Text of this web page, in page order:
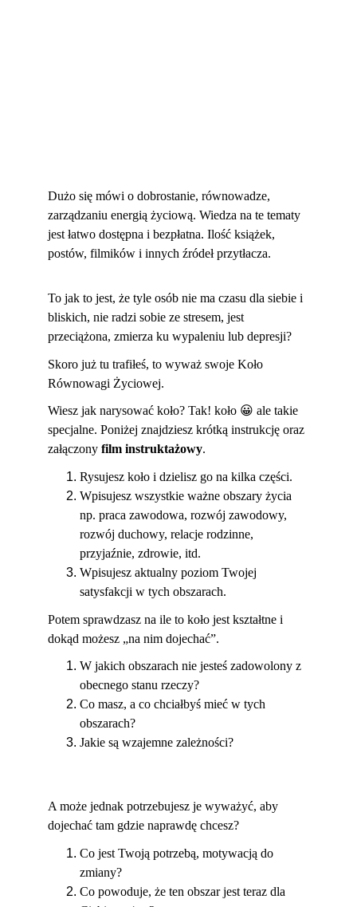
Dużo się mówi o dobrostanie, równowadze,
zarządzaniu energią życiową. Wiedza na te tematy
jest łatwo dostępna i bezpłatna. Ilość książek,
postów, filmików i innych źródeł przytłacza.
To jak to jest, że tyle osób nie ma czasu dla siebie i
bliskich, nie radzi sobie ze stresem, jest
przeciążona, zmierza ku wypaleniu lub depresji?
Skoro już tu trafiłeś, to wyważ swoje Koło
Równowagi Życiowej.
Wiesz jak narysować koło? Tak! koło 😀 ale takie
specjalne. Poniżej znajdziesz krótką instrukcję oraz
załączony film instruktażowy.
Rysujesz koło i dzielisz go na kilka części.
Wpisujesz wszystkie ważne obszary życia
np. praca zawodowa, rozwój zawodowy,
rozwój duchowy, relacje rodzinne,
przyjaźnie, zdrowie, itd.
Wpisujesz aktualny poziom Twojej
satysfakcji w tych obszarach.
Potem sprawdzasz na ile to koło jest kształtne i
dokąd możesz „na nim dojechać”.
W jakich obszarach nie jesteś zadowolony z
obecnego stanu rzeczy?
Co masz, a co chciałbyś mieć w tych
obszarach?
Jakie są wzajemne zależności?
A może jednak potrzebujesz je wyważyć, aby
dojechać tam gdzie naprawdę chcesz?
Co jest Twoją potrzebą, motywacją do
zmiany?
Co powoduje, że ten obszar jest teraz dla